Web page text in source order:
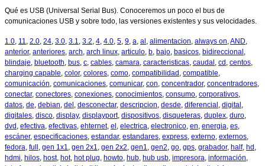
Qué es USB (Universal Serial Bus). Conoceremos un poco el bus de
comunicaciones USB y sobre todo, las versiones existentes y sus velocidades.
1.0, 11, 2.0, 24, 3.0, 3.1, 3.2, 4, 4.0, 5, 9, a, al , alimentacion, always on,AND,
anterior, anteriores, arch, arch linux, articulo, b, bajo, basicos, bidireccional ,
blindaje, bluetooth, bus, c, cables, camara, caracteristicas, caudal , cd , centos,
charging capable, color, colores, como, compatibilidad , compatible,
comunicación, comunicaciones, comunicar, con, concentrador, concentradores,
conectar, conectores, conexiones, conocimientos, consumo, corporativos,
datos, de, debian, del , desconectar, descripcion, desde, diferencial , digital ,
digitales, disco, display, displayport, dispositivos, disqueteras, duplex, duro,
dvd , efectiva, efectivas, ehternet, el , electrica, electronico, en, energia, es,
escáner, especificaciones, estandar, estandares, express, externo, externos,
fedora, full , gen 1x1, gen 2x1, gen 2x2, gen1, gen2, go, gps, grabador, half, hd ,
hdmi, hilos, host, hot, hot plug, howto, hub, hub usb, impresora, información,